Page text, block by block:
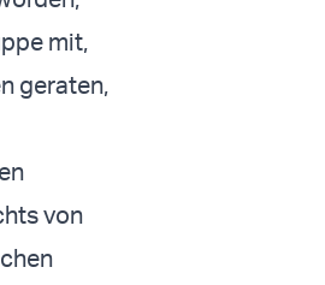
mit,
geraten,
von